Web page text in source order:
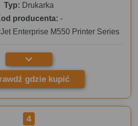
Typ: Drukarka
producenta: -
Enterprise M550 Printer Series
gdzie kupić
4